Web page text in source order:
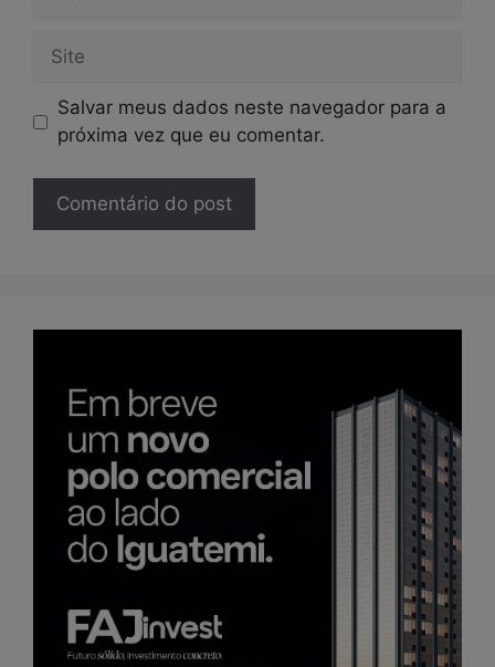
Site
Salvar meus dados neste navegador para a
próxima vez que eu comentar.